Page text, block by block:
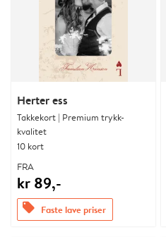
Herter ess
Takkekort | Premium trykk-
kvalitet
10 kort
FRA
kr 89,-
offers Faste lave priser